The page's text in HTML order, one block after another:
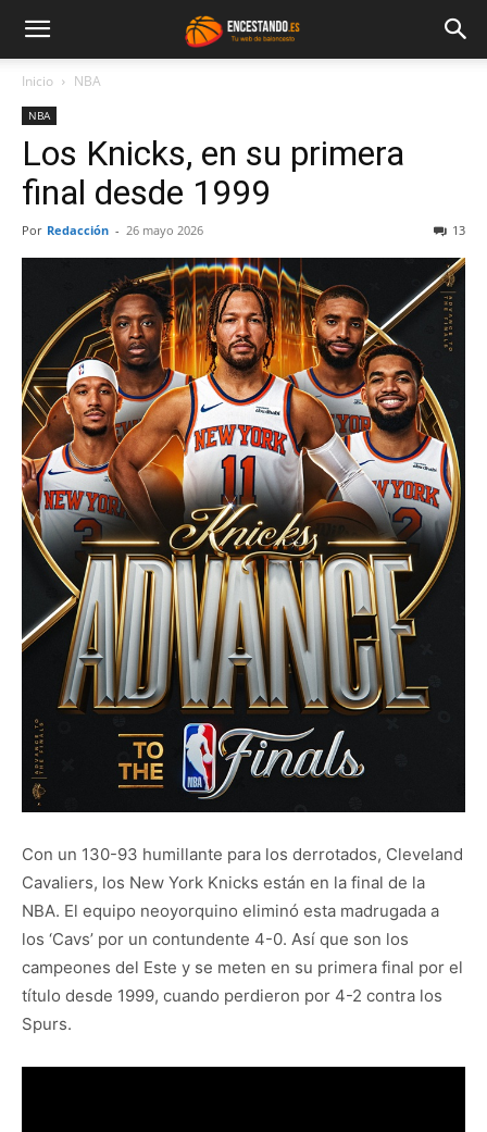
Inicio NBA
NBA
Los Knicks, en su primera
final desde 1999
Por Redacción - 26 mayo 2026 13
Con un 130-93 humillante para los derrotados, Cleveland
Cavaliers, los New York Knicks están en la final de la
NBA. El equipo neoyorquino eliminó esta madrugada a
los ‘Cavs’ por un contundente 4-0. Así que son los
campeones del Este y se meten en su primera final por el
título desde 1999, cuando perdieron por 4-2 contra los
Spurs.